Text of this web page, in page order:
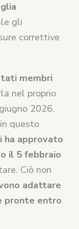
gli
correttive
membri
nel proprio
2026.
questo
ha approvato
il 5 febbraio
Ciò non
adattare
pronte entro